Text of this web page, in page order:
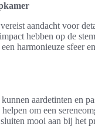
aandacht voor
hebben op de
harmonieuze sfeer
aardetinten en
om een
mooi aan bij het